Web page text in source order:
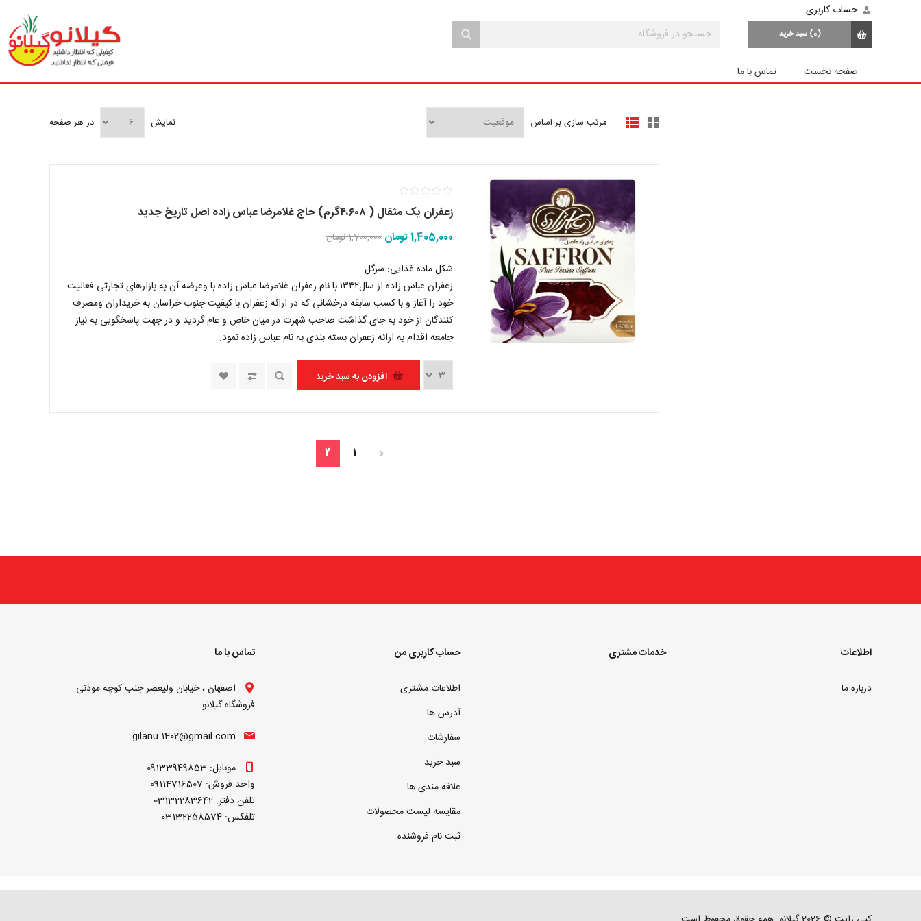
حساب کاربری
(0) سبد خرید
صفحه نخست تماس با ما
مرتب سازی بر اساس نمایش در هر صفحه
زعفران یک مثقال ( ۴،۶۰۸گرم) حاج غلامرضا عباس زاده اصل تاریخ جدید
1,405,000 تومان 1,700,000 تومان
شکل ماده غذایی: سرگل
زعفران عباس زاده از سال۱۳۴۲ با نام زعفران غلامرضا عباس زاده با وعرضه آن به بازارهای تجارتی فعالیت
خود را آغاز و با کسب سابقه درخشانی که در ارائه زعفران با کیفیت جنوب خراسان به خریداران ومصرف
کنندگان از خود به جای گذاشت صاحب شهرت در میان خاص و عام گردید و در جهت پاسخگویی به نیاز
جامعه اقدام به ارائه زعفران بسته بندی به نام عباس زاده نمود.
افزودن به سبد خرید
1
2
اطلاعات
درباره ما
خدمات مشتری حساب کاربری من
اطلاعات مشتری
آدرس ها
سفارشات
سبد خرید
علاقه مندی ها
مقایسه لیست محصولات
ثبت نام فروشنده
تماس با ما
اصفهان ، خیابان ولیعصر جنب کوچه موذنی
فروشگاه گیلانو
gilanu.1402@gmail.com
موبایل: 09133949853
واحد فروش: 09114716507
تلفن دفتر: 03132283642
تلفکس: 03132258574